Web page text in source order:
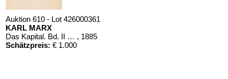
Auktion 610 - Lot 426000361
KARL MARX
Das Kapital. Bd. II und III , 1885
Schätzpreis: € 1.000